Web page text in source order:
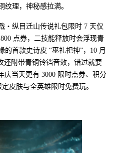
纹理，神秘感拉满。
・纵目迁山传说礼包限时 7 天仅
点券，二技能释放时会浮现青
首款史诗皮 “巫礼祀神”，10 月
还附带青铜铃铛音效，错过就要
庆当天更有 3000 限时点券、积分
皮肤与全英雄限时免费玩。